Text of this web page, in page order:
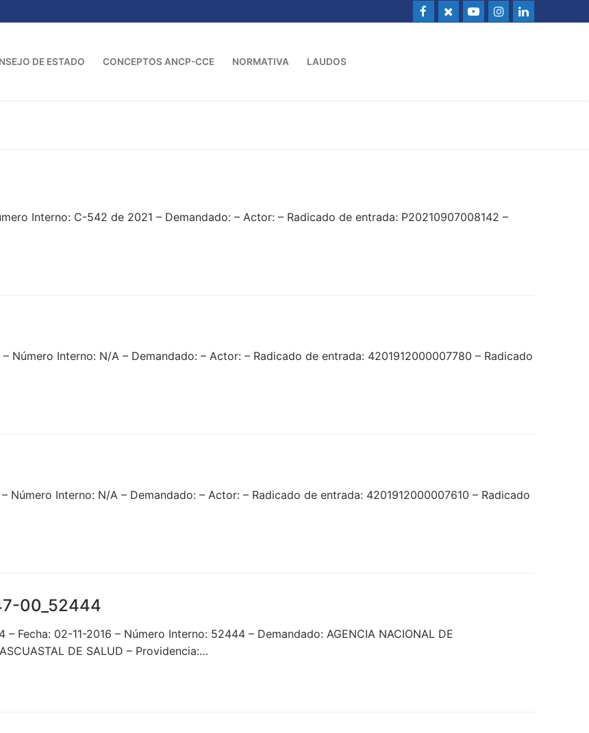
DE ESTADO CONCEPTOS ANCP-CCE NORMATIVA LAUDOS
Interno: C-542 de 2021 – Demandado: – Actor: – Radicado de entrada: P20210907008142 –
Número Interno: N/A – Demandado: – Actor: – Radicado de entrada: 4201912000007780 – Radicado
Número Interno: N/A – Demandado: – Actor: – Radicado de entrada: 4201912000007610 – Radicado
00_52444
Fecha: 02-11-2016 – Número Interno: 52444 – Demandado: AGENCIA NACIONAL DE
DE SALUD – Providencia:…